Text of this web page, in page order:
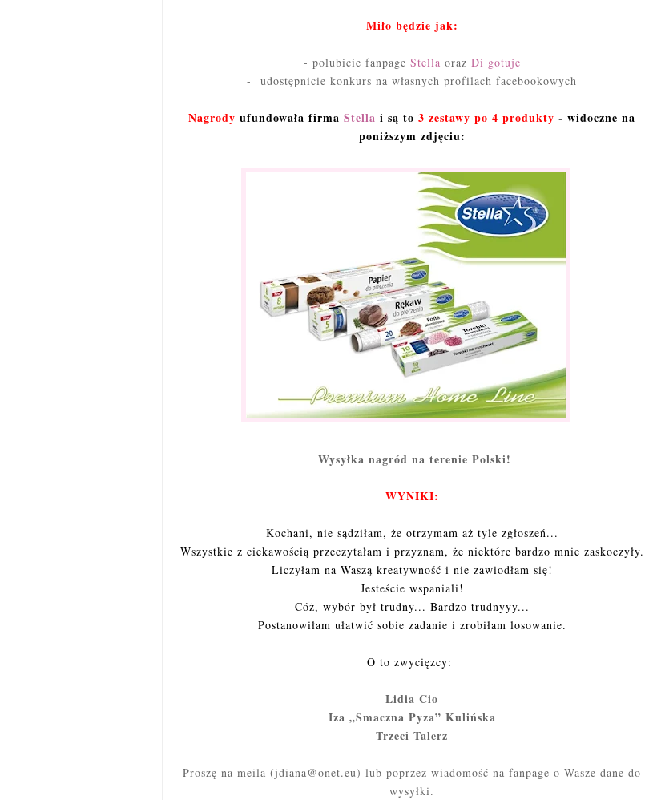
Miło będzie jak:
- polubicie fanpage Stella oraz Di gotuje
- udostępnicie konkurs na własnych profilach facebookowych
Nagrody ufundowała firma Stella i są to 3 zestawy po 4 produkty - widoczne na
poniższym zdjęciu:
Wysyłka nagród na terenie Polski!
WYNIKI:
Kochani, nie sądziłam, że otrzymam aż tyle zgłoszeń...
Wszystkie z ciekawością przeczytałam i przyznam, że niektóre bardzo mnie zaskoczyły.
Liczyłam na Waszą kreatywność i nie zawiodłam się!
Jesteście wspaniali!
Cóż, wybór był trudny... Bardzo trudnyyy...
Postanowiłam ułatwić sobie zadanie i zrobiłam losowanie.
O to zwycięzcy:
Lidia Cio
Iza „Smaczna Pyza” Kulińska
Trzeci Talerz
Proszę na meila (jdiana@onet.eu) lub poprzez wiadomość na fanpage o Wasze dane do
wysyłki.